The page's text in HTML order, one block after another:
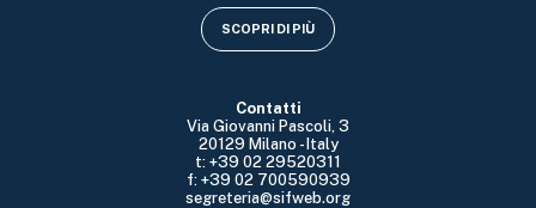
Contatti
Via Giovanni Pascoli, 3
20129 Milano - Italy
t: +39 02 29520311
f: +39 02 700590939
segreteria@sifweb.org
SCOPRI DI PIÙ